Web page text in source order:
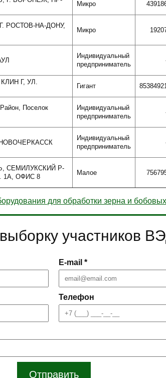
Микро
РОСТОВ-НА-ДОНУ,
Микро
Индивидуальный
предприниматель
Г, УЛ.
Гигант 85384921
Поселок
Индивидуальный
предприниматель
Индивидуальный
предприниматель
СЕМИЛУКСКИЙ Р-
1А, ОФИС 8
Малое
для обработки зерна и бобовых
участников
E-mail *
Телефон
Отправить